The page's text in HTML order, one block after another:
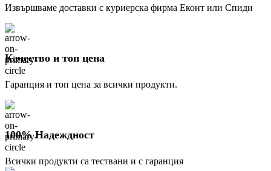
Извършваме доставки с куриерска фирма Еконт или Спиди
Качество и топ цена
Гаранция и топ цена за всички продукти.
100% Надеждност
Всички продукти са тествани и с гаранция